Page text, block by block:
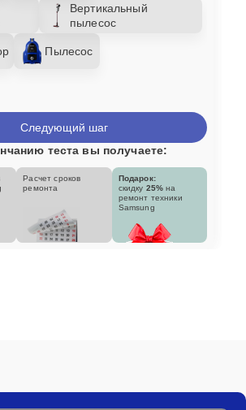
Вертикальный
пылесос
Пылесос
Следующий шаг
теста вы получаете:
Расчет сроков
ремонта
Подарок:
скидку 25% на
ремонт техники
Samsung